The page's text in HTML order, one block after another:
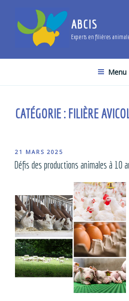
contenu
ABCIS
Experts en filières
Menu
CATÉGORIE : FILIÈRE
PUBLIÉ
LE
21 MARS 2025
Défis des productions animales à 10